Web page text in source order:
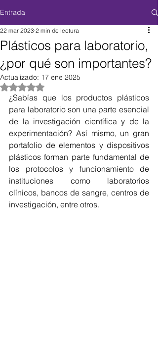
Entrada
Plásticos para laboratorio,
¿por qué son importantes?
22 mar 2023 2 min de lectura
Actualizado: 17 ene 2025
Obtuvo NaN de 5 estrellas.
¿Sabías que los productos plásticos
para laboratorio son una parte esencial
de la investigación científica y de la
experimentación? Así mismo, un gran
portafolio de elementos y dispositivos
plásticos forman parte fundamental de
los protocolos y funcionamiento de
instituciones como laboratorios
clínicos, bancos de sangre, centros de
investigación, entre otros.